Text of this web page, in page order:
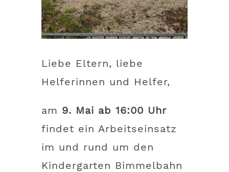
Liebe Eltern, liebe
Helferinnen und Helfer,
am 9. Mai ab 16:00 Uhr
findet ein Arbeitseinsatz
im und rund um den
Kindergarten Bimmelbahn